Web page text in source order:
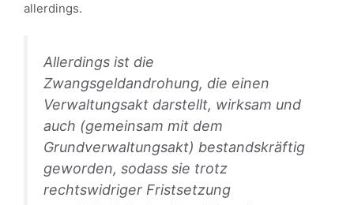
allerdings.
Allerdings ist die
Zwangsgeldandrohung, die einen
Verwaltungsakt darstellt, wirksam und
auch (gemeinsam mit dem
Grundverwaltungsakt) bestandskräftig
geworden, sodass sie trotz
rechtswidriger Fristsetzung